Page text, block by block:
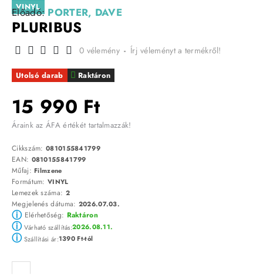
VINYL
Előadó: PORTER, DAVE
PLURIBUS
Raktáron
Utolsó darab
0 vélemény - Írj véleményt a termékről!
15 990 Ft
Áraink az ÁFA értékét tartalmazzák!
Cikkszám: 0810155841799
EAN: 0810155841799
Műfaj:Filmzene
Formátum: VINYL
Lemezek száma: 2
Megjelenés dátuma: 2026.07.03.
ⓘElérhetőség: Raktáron
ⓘVárható szállítás:2026.08.11.
ⓘSzállítási ár:1390 Ft-tól